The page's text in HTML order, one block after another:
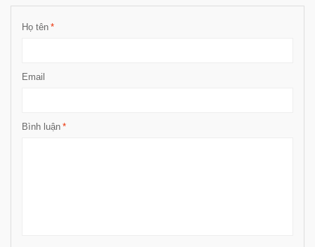
*
Họ tên
Email
*
Bình luận